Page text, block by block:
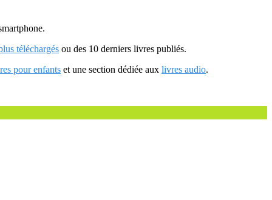
téléchargés ou des 10 derniers livres publiés.
pour enfants et une section dédiée aux livres audio.